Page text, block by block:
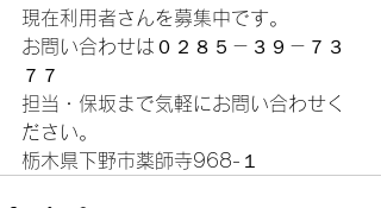
現在利用者さんを募集中です。
お問い合わせは０２８５－３９－７３
７７
担当・保坂まで気軽にお問い合わせく
ださい。
栃木県下野市薬師寺968-１